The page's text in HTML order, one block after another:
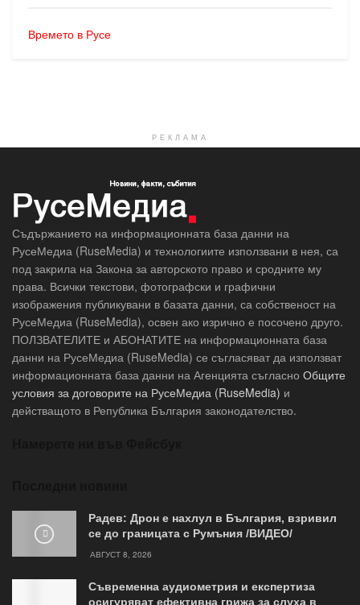
Времето в Русе
РЕКЛАМА
Съдържанието на информационната база данни на
РусеМедиа (RuseMedia) и технологиите използвани в нея, са
под закрила на Закона за авторското право и сродните му
права. Всички текстови, фотографски и графични
изображения публикувани в базата данни, са собственост на
РусеМедиа (RuseMedia), освен ако изрично е посочено друго.
ПОЛЗВАТЕЛИТЕ и АБОНАТИТЕ на информационната база
данни на РусеМедиа (RuseMedia) се съгласяват да използват
информационната база данни на Агенцията съгласно Общите
условия за договорите на РусеМедиа (RuseMedia) и
действащото в Република България законодателство.
Радев: Дрон е нахлул в България, взривил
се до границата с Румъния /ВИДЕО/
АВГУСТ 8, 2026
Съвременна аудиометрия и експертиза
осигуряват ефективна грижа за слуха в